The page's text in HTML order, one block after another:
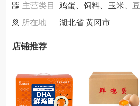
主营类目
鸡蛋、饲料、玉米、
所在地
湖北省 黄冈市
店铺推荐